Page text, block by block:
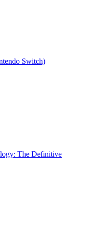
Switch)
The Definitive